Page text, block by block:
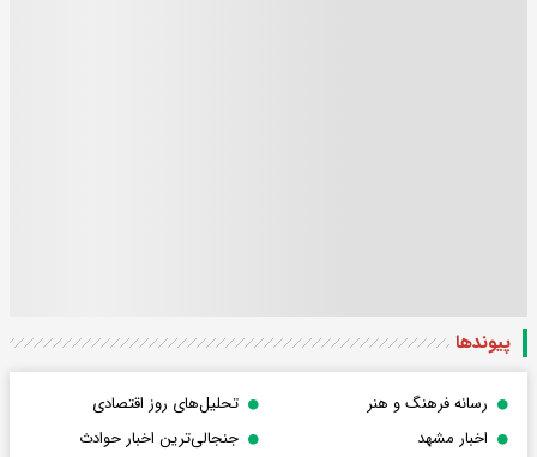
پیوندها
رسانه فرهنگ و هنر
تحلیل‌های روز اقتصادی
اخبار مشهد
جنجالی‌ترین اخبار حوادث